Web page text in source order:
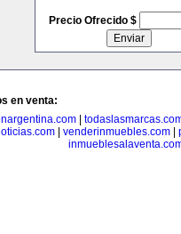
Precio Ofrecido $
en venta:
|
| venderinmuebles.com|